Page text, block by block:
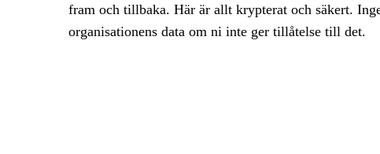
fram och tillbaka. Här är allt krypterat och säkert.
organisationens data om ni inte ger tillåtelse till det.